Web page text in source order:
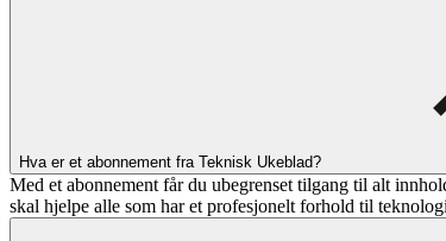
Hva er et abonnement fra Teknisk Ukeblad?
Med et abonnement får du ubegrenset tilgang til alt
skal hjelpe alle som har et profesjonelt forhold til